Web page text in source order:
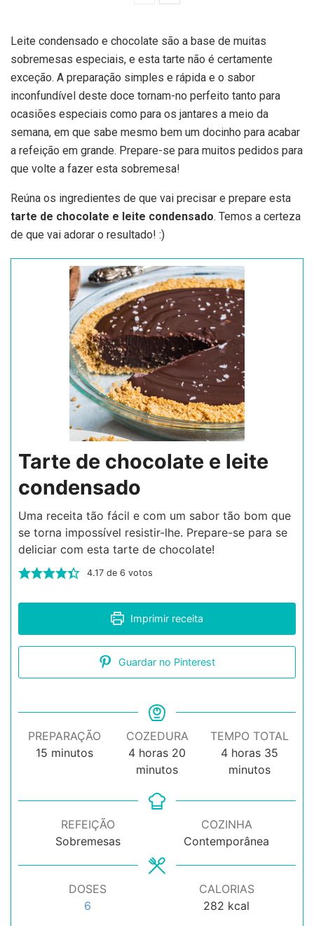
Leite condensado e chocolate são a base de muitas
sobremesas especiais, e esta tarte não é certamente
exceção. A preparação simples e rápida e o sabor
inconfundível deste doce tornam-no perfeito tanto para
ocasiões especiais como para os jantares a meio da
semana, em que sabe mesmo bem um docinho para acabar
a refeição em grande. Prepare-se para muitos pedidos para
que volte a fazer esta sobremesa!
Reúna os ingredientes de que vai precisar e prepare esta
tarte de chocolate e leite condensado. Temos a certeza
de que vai adorar o resultado! :)
Tarte de chocolate e leite
condensado
Uma receita tão fácil e com um sabor tão bom que
se torna impossível resistir-lhe. Prepare-se para se
deliciar com esta tarte de chocolate!
4.17de 6 votos
Imprimir receita
Guardar no Pinterest
PREPARAÇÃO
15 minutos
minutos
COZEDURA
4horas
horas 20 minutos
minutos
TEMPO TOTAL
4horas
horas 35
minutos
REFEIÇÃO
Sobremesas
COZINHA
Contemporânea
DOSES
6
CALORIAS
282 kcal